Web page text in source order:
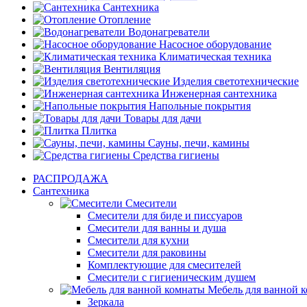
Сантехника
Отопление
Водонагреватели
Насосное оборудование
Климатическая техника
Вентиляция
Изделия светотехнические
Инженерная сантехника
Напольные покрытия
Товары для дачи
Плитка
Сауны, печи, камины
Средства гигиены
РАСПРОДАЖА
Сантехника
Смесители
Смесители для биде и писсуаров
Смесители для ванны и душа
Смесители для кухни
Смесители для раковины
Комплектующие для смесителей
Смесители с гигиеническим душем
Мебель для ванной
Зеркала